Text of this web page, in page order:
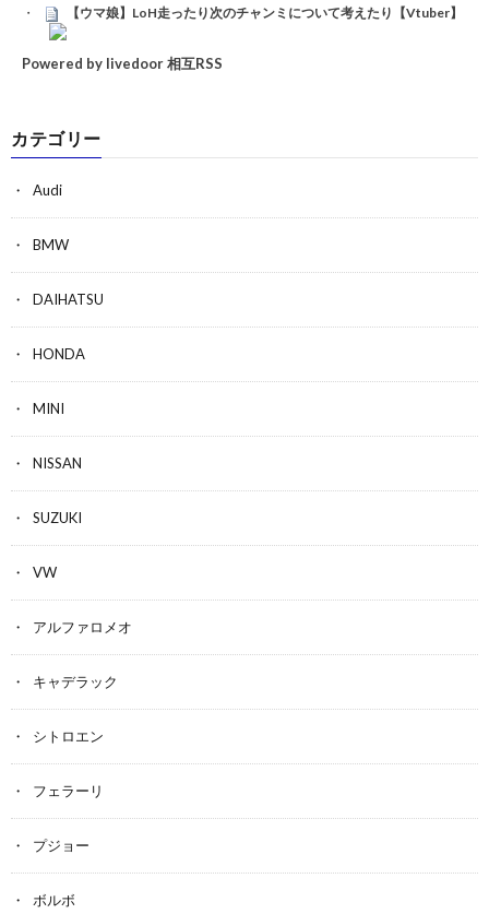
【ウマ娘】LoH走ったり次のチャンミについて考えたり【Vtuber】
Powered by livedoor 相互RSS
カテゴリー
Audi
BMW
DAIHATSU
HONDA
MINI
NISSAN
SUZUKI
VW
アルファロメオ
キャデラック
シトロエン
フェラーリ
プジョー
ボルボ